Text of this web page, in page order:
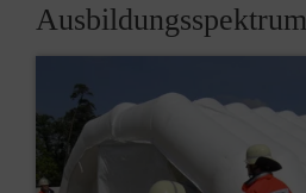
Ausbildungsspektrum